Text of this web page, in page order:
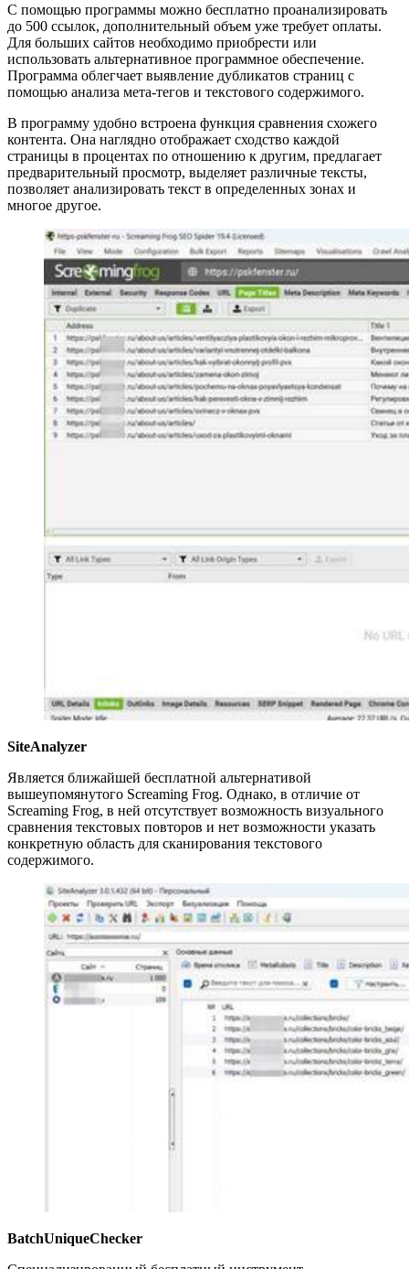
С помощью программы можно бесплатно проанализировать
до 500 ссылок, дополнительный объем уже требует оплаты.
Для больших сайтов необходимо приобрести или
использовать альтернативное программное обеспечение.
Программа облегчает выявление дубликатов страниц с
помощью анализа мета-тегов и текстового содержимого.
В программу удобно встроена функция сравнения схожего
контента. Она наглядно отображает сходство каждой
страницы в процентах по отношению к другим, предлагает
предварительный просмотр, выделяет различные тексты,
позволяет анализировать текст в определенных зонах и
многое другое.
SiteAnalyzer
Является ближайшей бесплатной альтернативой
вышеупомянутого Screaming Frog. Однако, в отличие от
Screaming Frog, в ней отсутствует возможность визуального
сравнения текстовых повторов и нет возможности указать
конкретную область для сканирования текстового
содержимого.
BatchUniqueChecker